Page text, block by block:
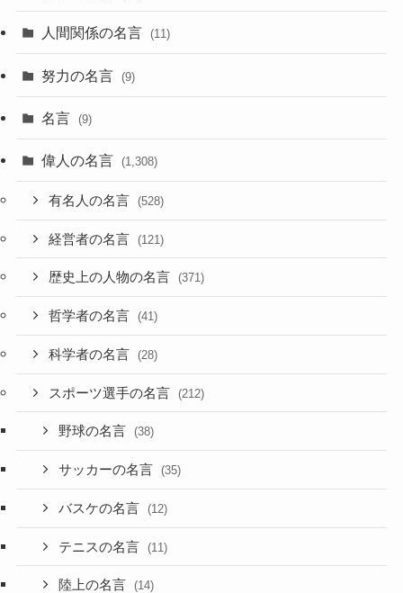
人間関係の名言 (11)
努力の名言 (9)
名言 (9)
偉人の名言 (1,308)
有名人の名言 (528)
経営者の名言 (121)
歴史上の人物の名言 (371)
哲学者の名言 (41)
科学者の名言 (28)
スポーツ選手の名言 (212)
野球の名言 (38)
サッカーの名言 (35)
バスケの名言 (12)
テニスの名言 (11)
陸上の名言 (14)